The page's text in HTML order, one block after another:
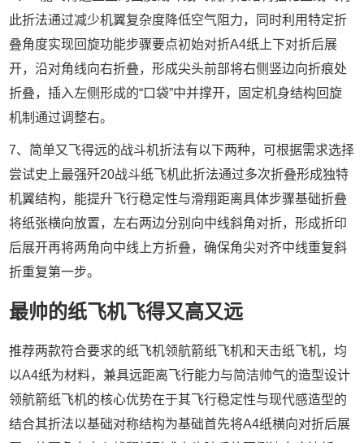
此折法通过减少机翼复杂度降低空气阻力，同时利用特定折
叠角度实现回旋功能步骤要点初始对折A4纸上下对折后展
开，沿对角线向右折叠，形成尖头前部将右侧竖边向折痕处
折叠，插入左侧形成的“口袋”中并撑开，固定机身结构回旋
机制通过调整右。
7、简单又飞得远的战斗机折法有以下两种，可根据需求选择
尝试史上最强歼20战斗纸飞机此折法通过多次折叠形成独特
机翼结构，能提升飞行稳定性与滑翔距离具体步骤基础折叠
将纸张横向放置，左右两边分别向中线斜角对折，形成折印
后展开再将两角向中线上方折叠，确保角尖对齐中线重复斜
折重复第一步。
最帅的纸飞机飞得又高又远
推荐两款符合要求的纸飞机领航箭纸飞机和天击纸飞机，均
以A4纸为材料，兼具远距离飞行能力与简洁帅气的造型设计
领航箭纸飞机的核心优势在于其飞行稳定性与现代感造型的
结合其折法以基础对称结构为基础首先将A4纸横向对折后展